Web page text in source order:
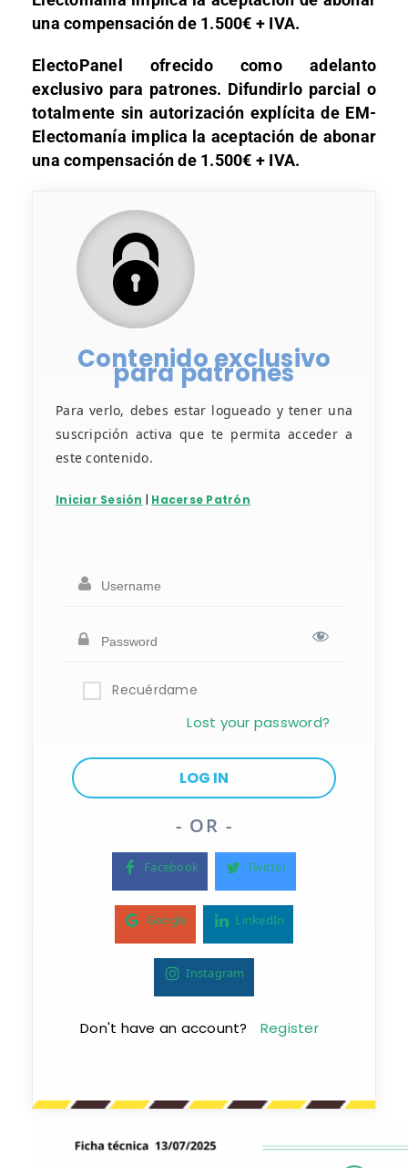
una compensación de 1.500€ + IVA.
ElectoPanel ofrecido como adelanto
exclusivo para patrones. Difundirlo parcial o
totalmente sin autorización explícita de EM-
Electomanía implica la aceptación de abonar
una compensación de 1.500€ + IVA.
Contenido exclusivo
para patrones
Para verlo, debes estar logueado y tener una
suscripción activa que te permita acceder a
este contenido.
Iniciar Sesión | Hacerse Patrón
Recuérdame
Lost your password?
- OR -
Facebook Twitter
Google LinkedIn
Instagram
Don't have an account? Register